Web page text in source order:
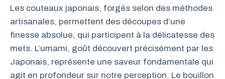
Les couteaux japonais, forgés selon des méthodes
artisanales, permettent des découpes d’une
finesse absolue, qui participent à la délicatesse des
mets. L’umami, goût découvert précisément par les
Japonais, représente une saveur fondamentale qui
agit en profondeur sur notre perception. Le bouillon